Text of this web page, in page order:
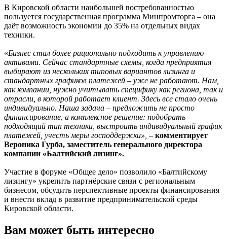
В Кировской области наибольшей востребованностью
пользуется государственная программа Минпромторга – она
даёт возможность экономии до 35% на отдельных видах
техники.
«Бизнес стал более рационально подходить к управлению
активами. Сейчас стандартные схемы, когда предприятия
выбирают из нескольких типовых вариантов лизинга и
стандартных графиков платежей – уже не работают. Нам,
как компании, нужно учитывать специфику как региона, так и
отрасли, в которой работает клиент. Здесь все стало очень
индивидуально. Наша задача – предложить не просто
финансирование, а комплексное решение: подобрать
подходящий тип техники, выстроить индивидуальный график
платежей, учесть меры господдержки», – комментирует
Вероника Гурба, заместитель генерального директора
компании «Балтийский лизинг».
Участие в форуме «Общее дело» позволило «Балтийскому
лизингу» укрепить партнёрские связи с региональным
бизнесом, обсудить перспективные проекты финансирования
и внести вклад в развитие предпринимательской среды
Кировской области.
Вам может быть интересно